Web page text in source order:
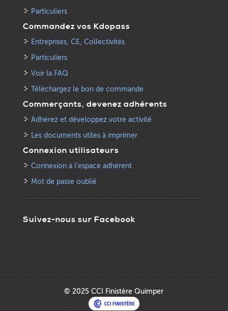
Particuliers
Commandez vos Kdopass
Entreprises, CE, Collectivités
Particuliers
Voir la FAQ
Téléchargez le bon de commande
Commerçants, devenez adhérents
Adhérez et développez votre activité
Les documents utiles à imprimer
Connexion utilisateurs
Connexion à l'espace adhérent
Mot de passe oublié
Suivez-nous sur Facebook
© 2025 CCI Finistère Quimper